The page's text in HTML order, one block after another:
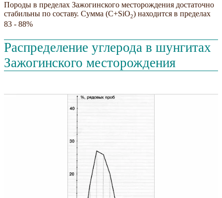
Породы в пределах Зажогинского месторождения достаточно
стабильны по составу. Сумма (C+SiO2) находится в пределах
83 - 88%
Распределение углерода в шунгитах
Зажогинского месторождения